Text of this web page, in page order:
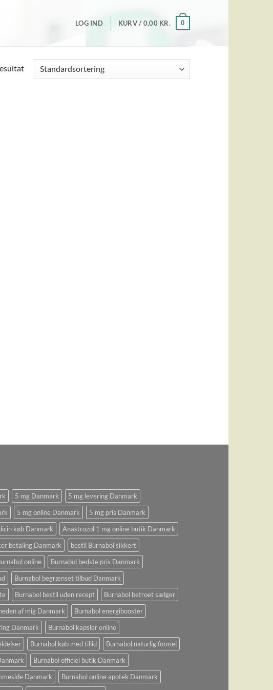
LOG IND KURV / 0,00 KR. 0
5 mg Danmark
5 mg levering Danmark
5 mg online Danmark
5 mg pris Danmark
køb Danmark
Anastrozol 1 mg online butik Danmark
betaling Danmark
bestil Burnabol sikkert
online
Burnabol bedste pris Danmark
Burnabol begrænset tilbud Danmark
Burnabol bestil uden recept
Burnabol betroet sælger
af ​​mig Danmark
Burnabol energibooster
Danmark
Burnabol kapsler online
Burnabol køb med tillid
Burnabol naturlig formel
Burnabol officiel butik Danmark
Danmark
Burnabol online apotek Danmark